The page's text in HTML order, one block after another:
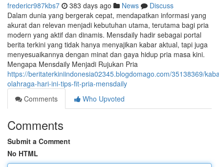
fredericr987kbs7 383 days ago News
Discuss
Dalam dunia yang bergerak cepat, mendapatkan informasi yang
akurat dan relevan menjadi kebutuhan utama, terutama bagi pria
modern yang aktif dan dinamis. Mensdaily hadir sebagai portal
berita terkini yang tidak hanya menyajikan kabar aktual, tapi juga
menyesuaikannya dengan minat dan gaya hidup pria masa kini.
Mengapa Mensdaily Menjadi Rujukan Pria
https://beritaterkiniindonesia02345.blogdomago.com/35138369/
olahraga-hari-ini-tips-fit-pria-mensdaily
Comments
Who Upvoted
Comments
Submit a Comment
No HTML